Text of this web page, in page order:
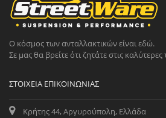
Ο κόσμος των ανταλλακτικών είναι εδώ.
Σε μας θα βρείτε ότι ζητάτε στις
ΣΤΟΙΧΕΊΑ ΕΠΙΚΟΙΝΩΝΊΑΣ
Κρήτης 44, Αργυρούπολη, Ελλάδα